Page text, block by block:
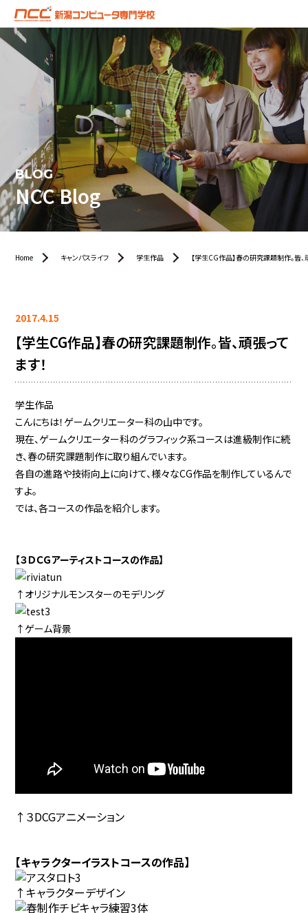
BLOG
NCC Blog
Home キャンパスライフ 学生作品 【学生CG作品】春の研究課題制作。皆、
2017.4.15
【学生CG作品】春の研究課題制作。皆、頑張って
ます！
学生作品
こんにちは！ゲームクリエーター科の山中です。
現在、ゲームクリエーター科のグラフィック系コースは進級制作に続
き、春の研究課題制作に取り組んでいます。
各自の進路や技術向上に向けて、様々なCG作品を制作しているんで
すよ。
では、各コースの作品を紹介します。
【３ＤＣＧアーティストコースの作品】
↑オリジナルモンスターのモデリング
↑ゲーム背景
↑３DCGアニメーション
【キャラクターイラストコースの作品】
↑キャラクターデザイン